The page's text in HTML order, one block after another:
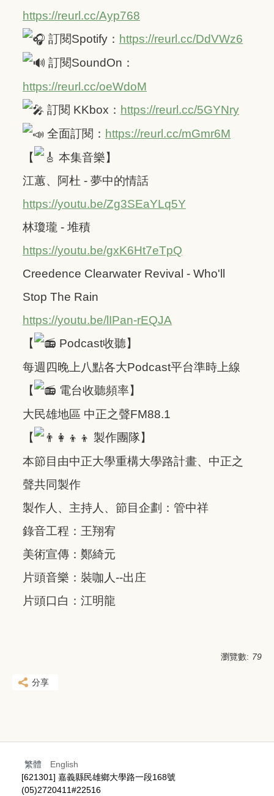
https://reurl.cc/Ayp768
訂閱Spotify： https://reurl.cc/DdVWz6
訂閱SoundOn：
https://reurl.cc/oeWdoM
訂閱 KKbox： https://reurl.cc/5GYNry
全面訂閱： https://reurl.cc/mGmr6M
【
本集音樂】
江蕙、阿杜 - 夢中的情話
https://youtu.be/Zg3SEaYLq5Y
林瓊瓏 - 堆積
https://youtu.be/gxK6Ht7eTpQ
Creedence Clearwater Revival - Who'll
Stop The Rain
https://youtu.be/lIPan-rEQJA
【
Podcast收聽】
每週四晚上八點各大Podcast平台準時上線
【
電台收聽頻率】
大民雄地區 中正之聲FM88.1
【
製作團隊】
本節目由中正大學重構大學路計畫、中正之
聲共同製作
製作人、主持人、節目企劃：管中祥
錄音工程：王翔宥
美術宣傳：鄭綺元
片頭音樂：裝咖人--出庄
片頭口白：江明龍
瀏覽數: 79
分享
繁體
English
[621301] 嘉義縣民雄鄉大學路一段168號
(05)2720411#22516